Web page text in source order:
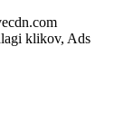
klikov, Ads